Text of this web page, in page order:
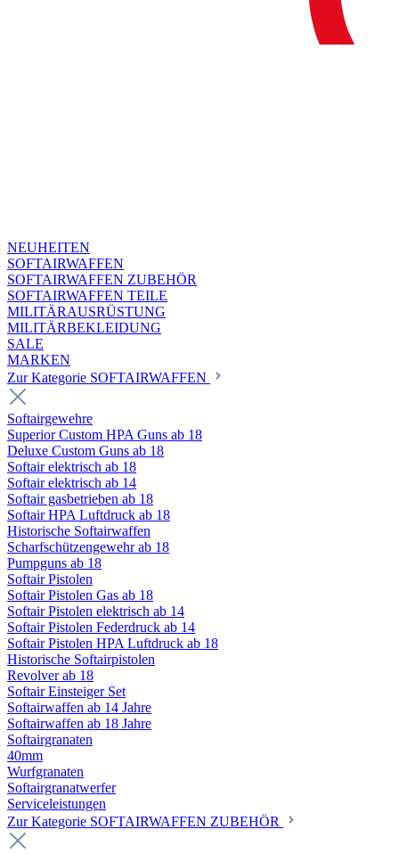
NEUHEITEN
SOFTAIRWAFFEN
SOFTAIRWAFFEN ZUBEHÖR
SOFTAIRWAFFEN TEILE
MILITÄRAUSRÜSTUNG
MILITÄRBEKLEIDUNG
SALE
MARKEN
Zur Kategorie SOFTAIRWAFFEN
Softairgewehre
Superior Custom HPA Guns ab 18
Deluxe Custom Guns ab 18
Softair elektrisch ab 18
Softair elektrisch ab 14
Softair gasbetrieben ab 18
Softair HPA Luftdruck ab 18
Historische Softairwaffen
Scharfschützengewehr ab 18
Pumpguns ab 18
Softair Pistolen
Softair Pistolen Gas ab 18
Softair Pistolen elektrisch ab 14
Softair Pistolen Federdruck ab 14
Softair Pistolen HPA Luftdruck ab 18
Historische Softairpistolen
Revolver ab 18
Softair Einsteiger Set
Softairwaffen ab 14 Jahre
Softairwaffen ab 18 Jahre
Softairgranaten
40mm
Wurfgranaten
Softairgranatwerfer
Serviceleistungen
Zur Kategorie SOFTAIRWAFFEN ZUBEHÖR